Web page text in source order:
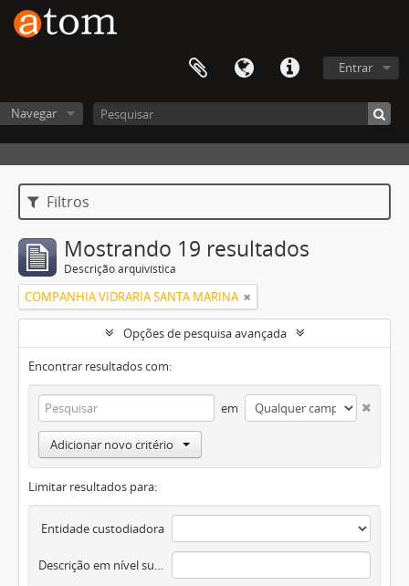
Entrar
Navegar
Filtros
Mostrando 19 resultados
Descrição arquivística
COMPANHIA VIDRARIA SANTA MARINA
Opções de pesquisa avançada
Encontrar resultados com:
em
Adicionar novo critério
Limitar resultados para:
Entidade custodiadora
Descrição em nível superior